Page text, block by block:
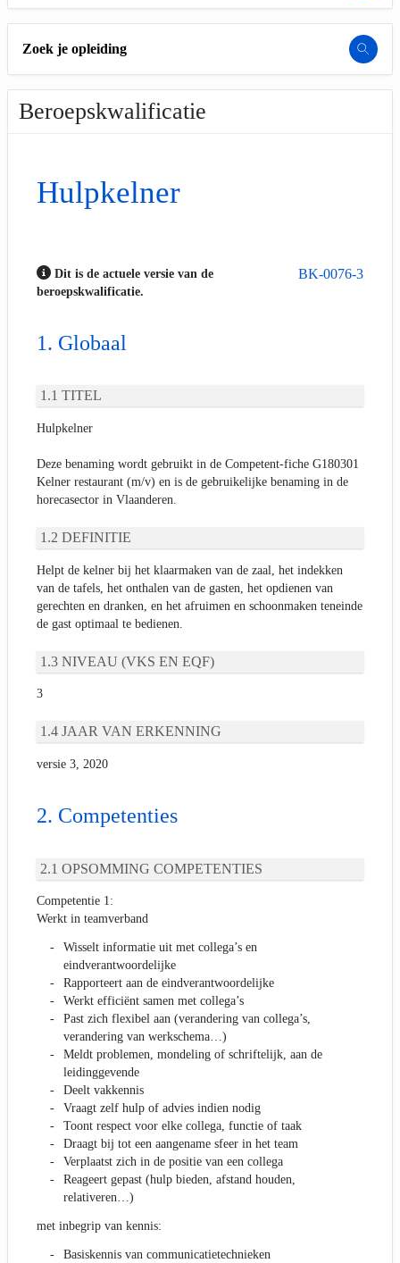
Zoek je opleiding
Beroepskwalificatie
Hulpkelner
BK-0076-3
Dit is de actuele versie van de
beroepskwalificatie.
Globaal
TITEL
Hulpkelner
Deze benaming wordt gebruikt in de Competent-fiche G180301
Kelner restaurant (m/v) en is de gebruikelijke benaming in de
horecasector in Vlaanderen.
DEFINITIE
Helpt de kelner bij het klaarmaken van de zaal, het indekken
van de tafels, het onthalen van de gasten, het opdienen van
gerechten en dranken, en het afruimen en schoonmaken teneinde
de gast optimaal te bedienen.
NIVEAU (VKS EN EQF)
3
JAAR VAN ERKENNING
versie 3, 2020
Competenties
OPSOMMING COMPETENTIES
Competentie 1:
Werkt in teamverband
Wisselt informatie uit met collega’s en
eindverantwoordelijke
Rapporteert aan de eindverantwoordelijke
Werkt efficiënt samen met collega’s
Past zich flexibel aan (verandering van collega’s,
verandering van werkschema…)
Meldt problemen, mondeling of schriftelijk, aan de
leidinggevende
Deelt vakkennis
Vraagt zelf hulp of advies indien nodig
Toont respect voor elke collega, functie of taak
Draagt bij tot een aangename sfeer in het team
Verplaatst zich in de positie van een collega
Reageert gepast (hulp bieden, afstand houden,
relativeren…)
met inbegrip van kennis:
Basiskennis van communicatietechnieken